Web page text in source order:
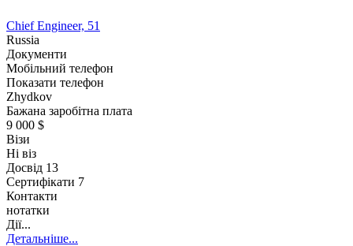
Chief Engineer, 51
Russia
Документи
Мобільний телефон
Показати телефон
Zhydkov
Бажана заробітна плата
9 000 $
Візи
Ні віз
Досвід 13
Сертифікати 7
Контакти
нотатки
Дії...
Детальніше...